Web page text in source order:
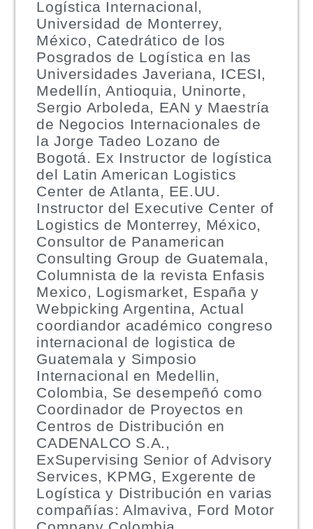
Logística Internacional,
Universidad de Monterrey,
México, Catedrático de los
Posgrados de Logística en las
Universidades Javeriana, ICESI,
Medellín, Antioquia, Uninorte,
Sergio Arboleda, EAN y Maestría
de Negocios Internacionales de
la Jorge Tadeo Lozano de
Bogotá. Ex Instructor de logística
del Latin American Logistics
Center de Atlanta, EE.UU.
Instructor del Executive Center of
Logistics de Monterrey, México,
Consultor de Panamerican
Consulting Group de Guatemala,
Columnista de la revista Enfasis
Mexico, Logismarket, España y
Webpicking Argentina, Actual
coordiandor académico congreso
internacional de logistica de
Guatemala y Simposio
Internacional en Medellin,
Colombia, Se desempeñó como
Coordinador de Proyectos en
Centros de Distribución en
CADENALCO S.A.,
ExSupervising Senior of Advisory
Services, KPMG, Exgerente de
Logística y Distribución en varias
compañías: Almaviva, Ford Motor